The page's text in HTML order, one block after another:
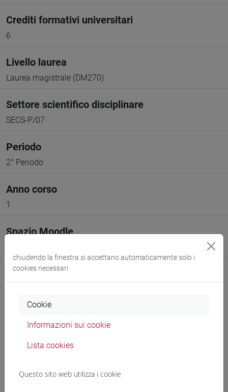
Crediti formativi universitari
6
Livello laurea
Laurea magistrale (DM270)
Settore scientifico disciplinare
SECS-P/07
Periodo
2° Periodo
Anno corso
1
Spazio Moodle
Docenti
chiudendo la finestra si accettano automaticamente solo i
cookies necessari
Cookie
Informazioni sui cookie
Lista cookies
Questo sito web utilizza i cookie